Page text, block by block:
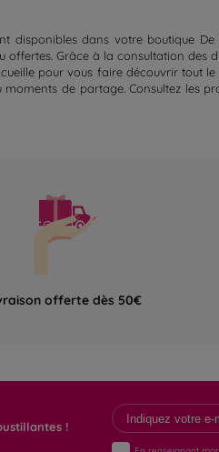
disponibles dans votre boutique
Grâce à la consultation
pour vous faire découvrir tout
de partage. Consultez les
offerte dès 50€
!